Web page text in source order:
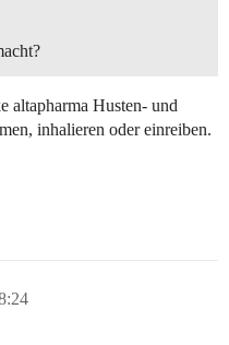
altapharma Husten- und
inhalieren oder einreiben.